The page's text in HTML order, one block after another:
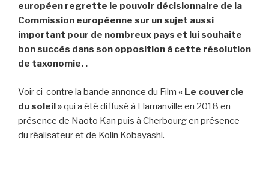
européen regrette le pouvoir décisionnaire de la
Commission européenne sur un sujet aussi
important pour de nombreux pays et lui souhaite
bon succès dans son opposition à cette résolution
de taxonomie. .
Voir ci-contre la bande annonce du Film « Le couvercle
du soleil »qui a été diffusé à Flamanville en 2018 en
présence de Naoto Kan puis à Cherbourg en présence
du réalisateur et de Kolin Kobayashi.